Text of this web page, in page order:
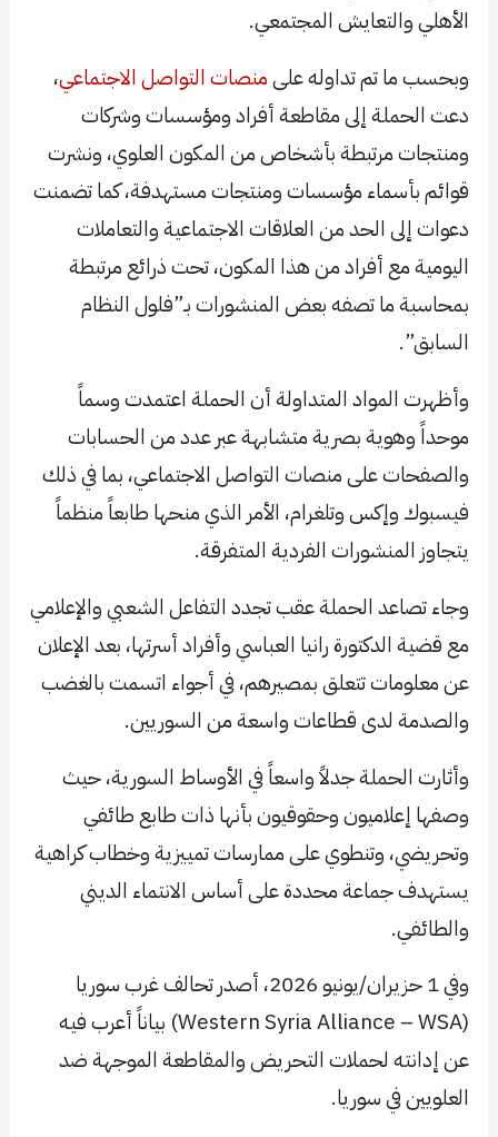
الأهلي والتعايش المجتمعي.
وبحسب ما تم تداوله علىمنصات التواصل الاجتماعي،
دعت الحملة إلى مقاطعة أفراد ومؤسسات وشركات
ومنتجات مرتبطة بأشخاص من المكون العلوي، ونشرت
قوائم بأسماء مؤسسات ومنتجات مستهدفة، كما تضمنت
دعوات إلى الحد من العلاقات الاجتماعية والتعاملات
اليومية مع أفراد من هذا المكون، تحت ذرائع مرتبطة
بمحاسبة ما تصفه بعض المنشورات بـ”فلول النظام
السابق”.
وأظهرت المواد المتداولة أن الحملة اعتمدت وسماً
موحداً وهوية بصرية متشابهة عبر عدد من الحسابات
والصفحات على منصات التواصل الاجتماعي، بما في ذلك
فيسبوك وإكس وتلغرام، الأمر الذي منحها طابعاً منظماً
يتجاوز المنشورات الفردية المتفرقة.
وجاء تصاعد الحملة عقب تجدد التفاعل الشعبي والإعلامي
مع قضية الدكتورة رانيا العباسي وأفراد أسرتها، بعد الإعلان
عن معلومات تتعلق بمصيرهم، في أجواء اتسمت بالغضب
والصدمة لدى قطاعات واسعة من السوريين.
وأثارت الحملة جدلاً واسعاً في الأوساط السورية، حيث
وصفها إعلاميون وحقوقيون بأنها ذات طابع طائفي
وتحريضي، وتنطوي على ممارسات تمييزية وخطاب كراهية
يستهدف جماعة محددة على أساس الانتماء الديني
والطائفي.
وفي 1 حزيران/يونيو 2026، أصدر تحالف غرب سوريا
(Western Syria Alliance – WSA) بياناً أعرب فيه
عن إدانته لحملات التحريض والمقاطعة الموجهة ضد
العلويين في سوريا.